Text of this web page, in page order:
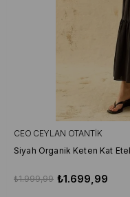
CEO CEYLAN OTANTIK
Siyah Organik Keten Kat
₺1.699,99
₺1.999,99